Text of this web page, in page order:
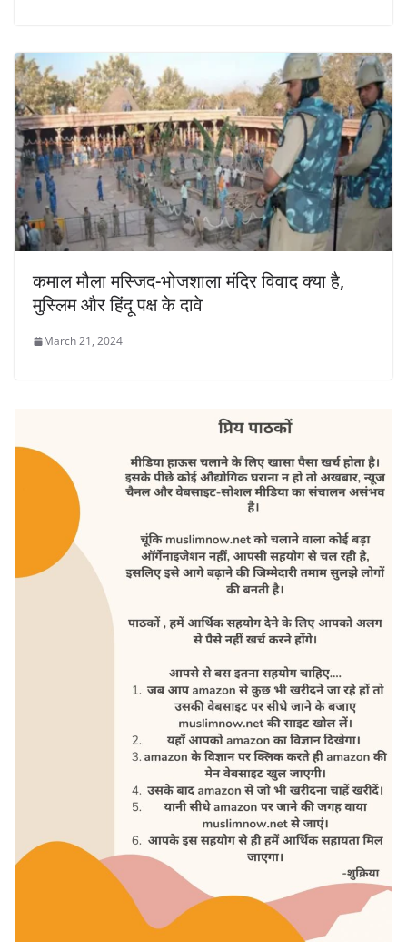
कमाल मौला मस्जिद-भोजशाला मंदिर विवाद क्या है,
मुस्लिम और हिंदू पक्ष के दावे
March 21, 2024